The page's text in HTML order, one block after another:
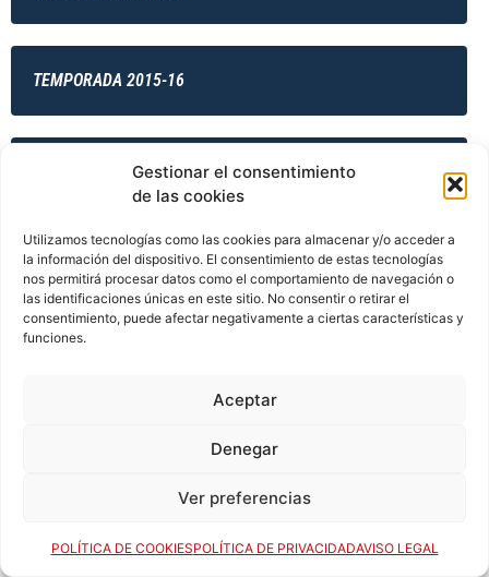
Gestionar el consentimiento
de las cookies
Utilizamos tecnologías como las cookies para almacenar y/o acceder a
la información del dispositivo. El consentimiento de estas tecnologías
nos permitirá procesar datos como el comportamiento de navegación o
las identificaciones únicas en este sitio. No consentir o retirar el
consentimiento, puede afectar negativamente a ciertas características y
funciones.
Aceptar
Denegar
Ver preferencias
POLÍTICA DE COOKIESPOLÍTICA DE PRIVACIDADAVISO LEGAL
TEMPORADA 2015-16
TEMPORADA 2015-16
TEMPORADA 2015-16
TEMPORADA 2016-17